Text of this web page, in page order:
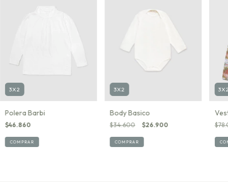
3X2
Polera Barbi
$46.860
COMPRAR
3X2
Body Basico
$34.600 $26.900
COMPRAR